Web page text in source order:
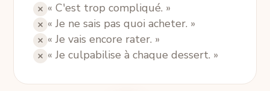
« C'est trop compliqué. »
« Je ne sais pas quoi acheter. »
« Je vais encore rater. »
« Je culpabilise à chaque dessert. »